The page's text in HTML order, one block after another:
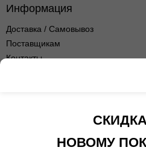
Информация
Доставка / Самовывоз
Поставщикам
Контакты
НОВОМУ